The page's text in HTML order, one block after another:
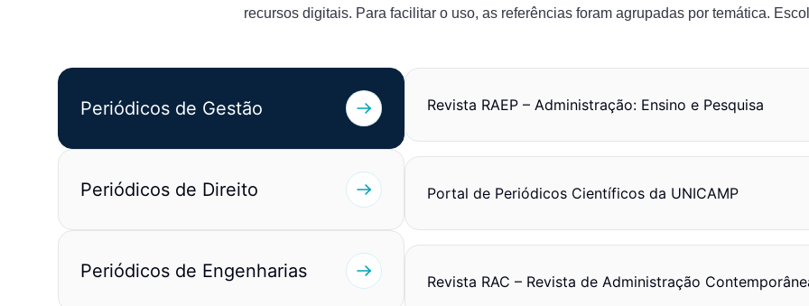
recursos digitais. Para facilitar o uso, as referências foram agrupadas por temática.
Periódicos de Gestão
Periódicos de Direito
Periódicos de Engenharias
Revista RAEP – Administração: Ensino e Pesquisa
Portal de Periódicos Científicos da UNICAMP
Revista RAC – Revista de Administração